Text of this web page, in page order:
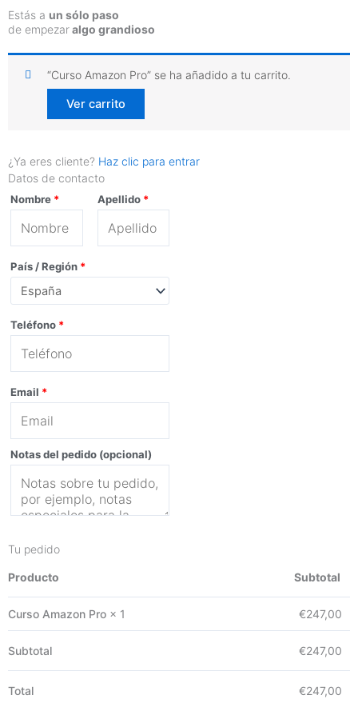
Estás a un sólo paso
de empezaralgo grandioso
“Curso Amazon Pro” se ha añadido a tu carrito.
Ver carrito
¿Ya eres cliente? Haz clic para entrar
Datos de contacto
Nombre * Apellido *
País / Región *
Teléfono *
Email *
Notas del pedido (opcional)
Tu pedido
Producto Subtotal
Curso Amazon Pro × 1 €247,00
Subtotal €247,00
Total €247,00